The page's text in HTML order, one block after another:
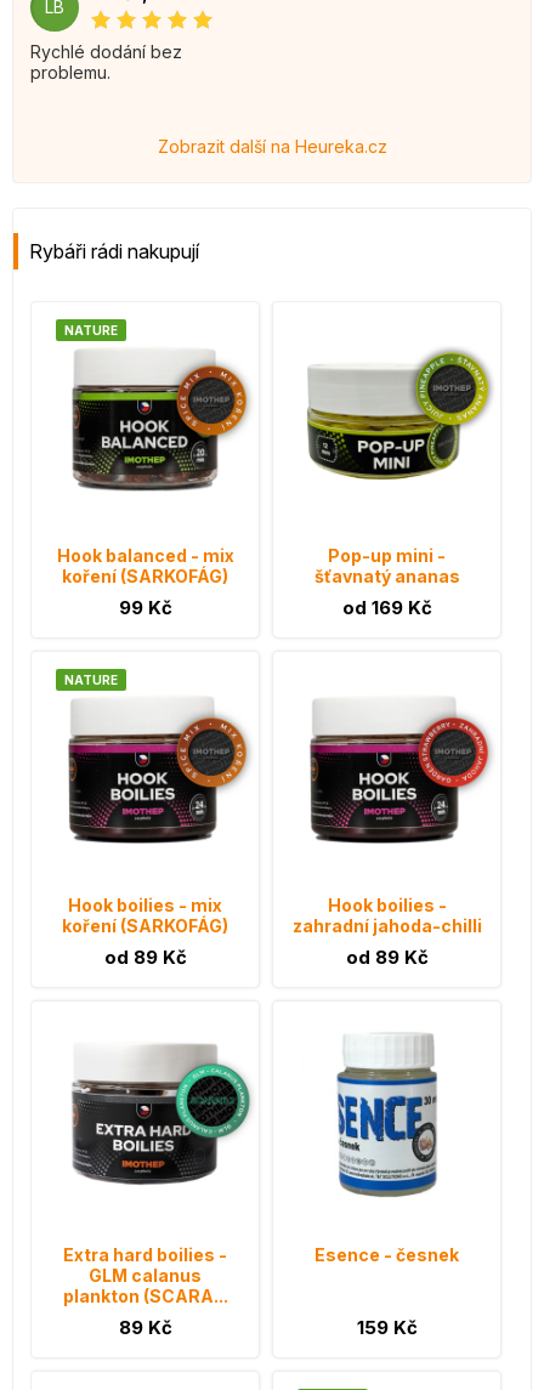
LB
Rychlé dodání bez
problemu.
Zobrazit další na Heureka.cz
Rybáři rádi nakupují
NATURE
Hook balanced - mix
koření (SARKOFÁG)
99 Kč
Pop-up mini -
šťavnatý ananas
od 169 Kč
NATURE
Hook boilies - mix
koření (SARKOFÁG)
od 89 Kč
Hook boilies -
zahradní jahoda-chilli
od 89 Kč
Extra hard boilies -
GLM calanus
plankton (SCARA...
89 Kč
Esence - česnek
159 Kč